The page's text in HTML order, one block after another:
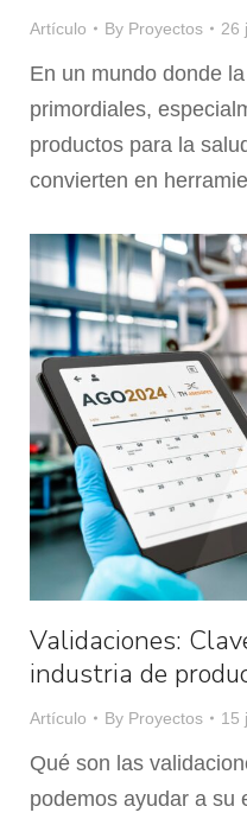
Artículo By Proyectos 26
En un mundo donde
primordiales,
productos para la
convierten en
Validaciones:
industria de
Artículo By Proyectos 15
Qué son las
podemos ayudar a su